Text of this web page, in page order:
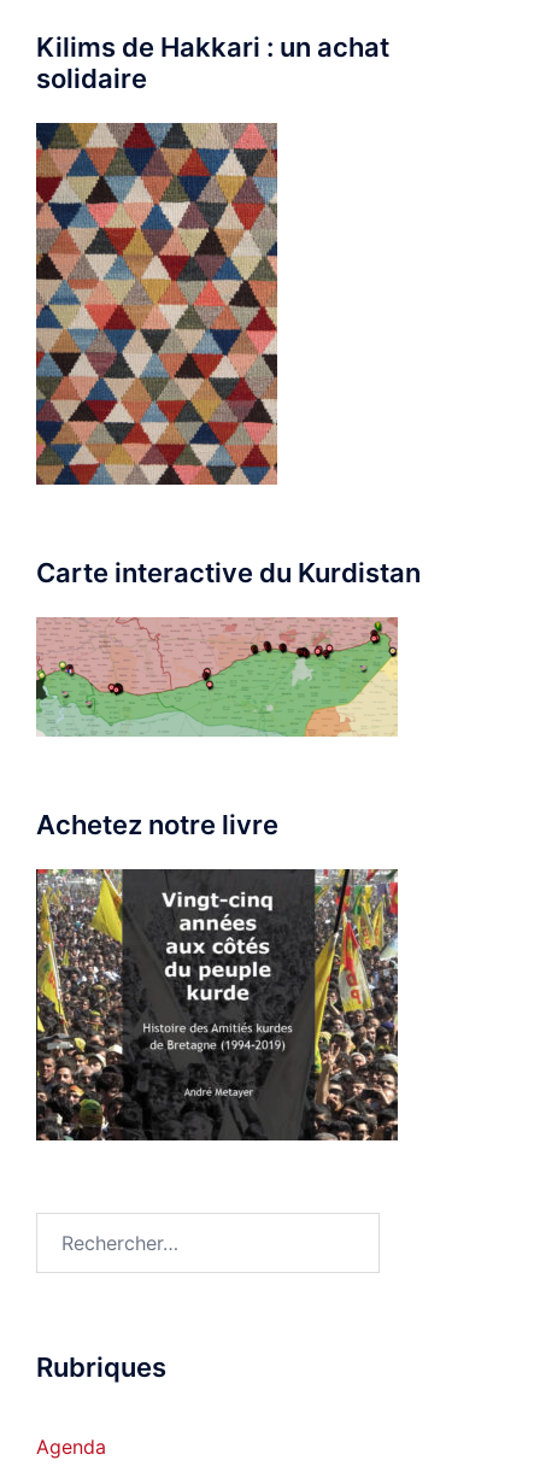
Kilims de Hakkari : un achat
solidaire
Carte interactive du Kurdistan
Achetez notre livre
Rubriques
Agenda